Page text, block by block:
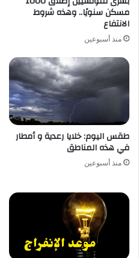
مسكن سنويًا.. وهذه شروط
الانتفاع
منذ أسبوعين
طقس اليوم: خلايا رعدية و أمطار
في هذه المناطق
منذ أسبوعين